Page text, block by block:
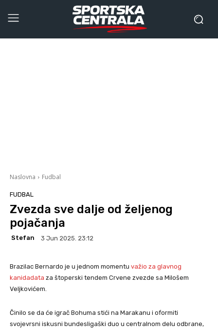
Naslovna Fudbal
FUDBAL
Zvezda sve dalje od željenog
pojačanja
Stefan 3 Jun 2025. 23:12
Brazilac Bernardo je u jednom momentu važio za glavnog
kanidadata za štoperski tendem Crvene zvezde sa Milošem
Veljkovićem.
Činilo se da će igrač Bohuma stići na Marakanu i oformiti
svojevrsni iskusni bundesligaški duo u centralnom delu odbrane,